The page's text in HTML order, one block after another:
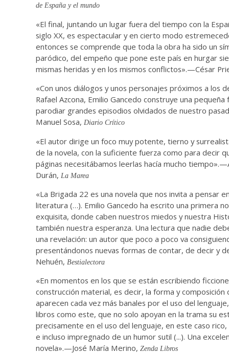
de España y el mundo
«El final, juntando un lugar fuera del tiempo con la
siglo XX, es espectacular y en cierto modo
entonces se comprende que toda la obra ha sido un
paródico, del empeño que pone este país en hurgar
mismas heridas y en los mismos conflictos».—César
«Con unos diálogos y unos personajes próximos a los
Rafael Azcona, Emilio Gancedo construye una pequeña
parodiar grandes episodios olvidados de nuestro
Manuel Sosa, Diario Crítico
«El autor dirige un foco muy potente, tierno y
de la novela, con la suficiente fuerza como para decir
páginas necesitábamos leerlas hacía mucho
Durán, La Marea
«La Brigada 22 es una novela que nos invita a pensar
literatura (…). Emilio Gancedo ha escrito una primera
exquisita, donde caben nuestros miedos y nuestra
también nuestra esperanza. Una lectura que nadie
una revelación: un autor que poco a poco va
presentándonos nuevas formas de contar, de decir y
Nehuén, Bestialectora
«En momentos en los que se están escribiendo
construcción material, es decir, la forma y composición
aparecen cada vez más banales por el uso del
libros como este, que no solo apoyan en la trama su
precisamente en el uso del lenguaje, en este caso
e incluso impregnado de un humor sutil (...). Una
novela».—José María Merino, Zenda Libros